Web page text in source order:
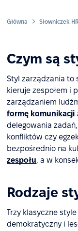
Główna Słowniczek HR
Czym są
Styl zarządzania to
kieruje zespołem i
zarządzaniem
formę komunikacji
delegowania
konfliktów czy
bezpośrednio na
zespołu, a w
Rodzaje
Trzy klasyczne
demokratyczny i